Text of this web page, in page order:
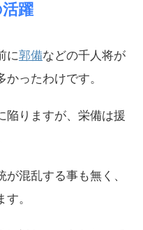
躍
に郭備などの千人将が
ったわけです。
陥りますが、栄備は援
混乱する事も無く、
。